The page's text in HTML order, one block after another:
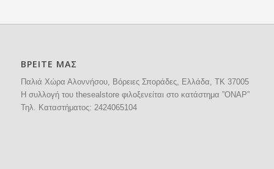
ΒΡΕΙΤΕ ΜΑΣ
Παλιά Χώρα Αλοννήσου, Βόρειες Σποράδες, Ελλάδα, ΤΚ 37005
H συλλογή του thesealstore φιλοξενείται στο κατάστημα ”ΟΝΑΡ”
Τηλ. Καταστήματος: 2424065104